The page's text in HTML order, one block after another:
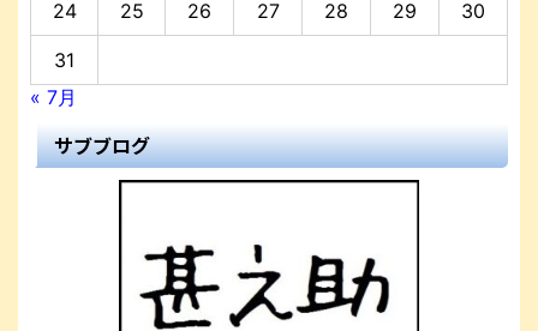
24 25 26 27 28 29 30
31
« 7月
サブブログ